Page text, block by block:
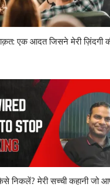
एक आदत जिसने मेरी ज़िंदगी
मेरी सच्ची कहानी जो